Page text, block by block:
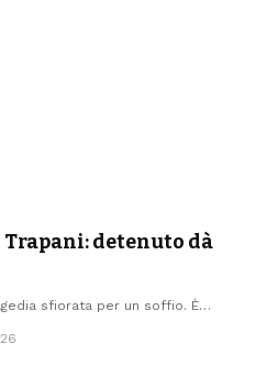
detenuto dà
sfiorata per un soffio. È…